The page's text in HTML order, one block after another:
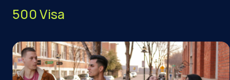
500 Visa